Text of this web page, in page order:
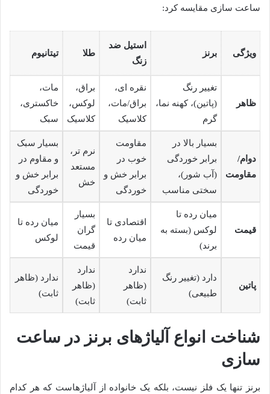
ساعت سازی مقایسه کرد:
ویژگی برنز
استیل ضد
زنگ
طلا تیتانیوم
ظاهر
تغییر رنگ
(پاتین)، کهنه نما،
گرم
نقره ای،
براق/مات،
کلاسیک
براق،
لوکس،
کلاسیک
مات،
خاکستری،
سبک
دوام/
مقاومت
بسیار بالا در
برابر خوردگی
(آب شور)،
سختی مناسب
مقاومت
خوب در
برابر خش و
خوردگی
نرم تر،
مستعد
خش
بسیار سبک
و مقاوم در
برابر خش و
خوردگی
قیمت
میان رده تا
لوکس (بسته به
برند)
اقتصادی تا
میان رده
بسیار
گران
قیمت
میان رده تا
لوکس
پاتین
دارد (تغییر رنگ
طبیعی)
ندارد
(ظاهر
ثابت)
ندارد
(ظاهر
ثابت)
ندارد (ظاهر
ثابت)
شناخت انواع آلیاژهای برنز در ساعت
سازی
برنز تنها یک فلز نیست، بلکه یک خانواده از آلیاژهاست که هر کدام